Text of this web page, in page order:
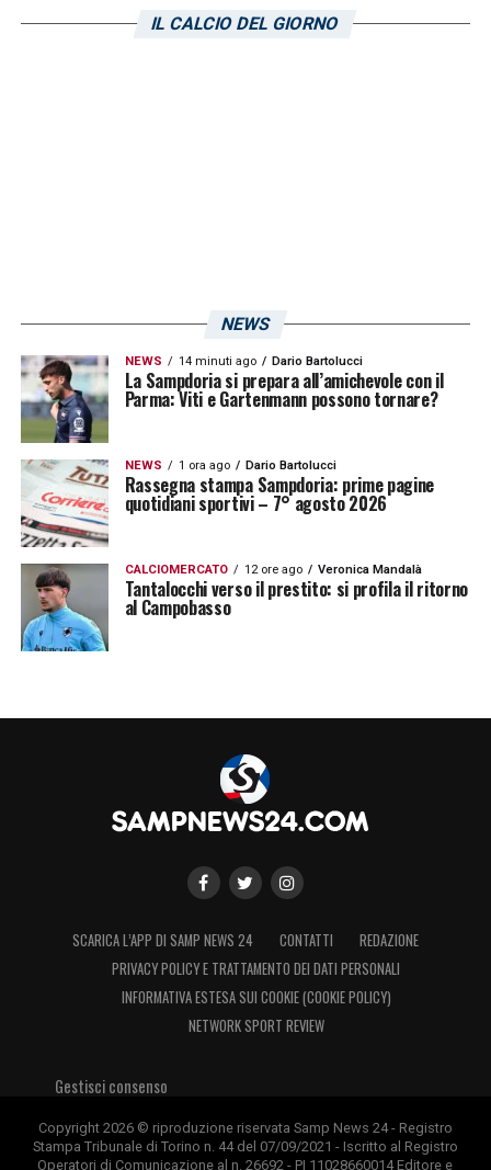
LA PLAYLIST DELLE NOSTRE TOP NEWS
IL CALCIO DEL GIORNO
NEWS
NEWS 14 minuti ago Dario Bartolucci
La Sampdoria si prepara all’amichevole con il
Parma: Viti e Gartenmann possono tornare?
NEWS 1 ora ago Dario Bartolucci
Rassegna stampa Sampdoria: prime pagine
quotidiani sportivi – 7° agosto 2026
CALCIOMERCATO 12 ore ago Veronica Mandalà
Tantalocchi verso il prestito: si profila il ritorno
al Campobasso
SCARICA L’APP DI SAMP NEWS 24 CONTATTI
REDAZIONE
PRIVACY POLICY E TRATTAMENTO DEI DATI PERSONALI
INFORMATIVA ESTESA SUI COOKIE (COOKIE POLICY)
NETWORK SPORT REVIEW
Gestisci consenso
Copyright 2026 © riproduzione riservata Samp News 24 - Registro
Stampa Tribunale di Torino n. 44 del 07/09/2021 - Iscritto al Registro
Operatori di Comunicazione al n. 26692 - PI 11028660014 Editore e